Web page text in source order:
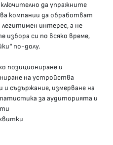
да упражните
компании да обработват
легитимен интерес, а не
избора си по всяко време,
по-долу.
позициониране и
на устройства
и съдържание, измерване на
за аудиторията и